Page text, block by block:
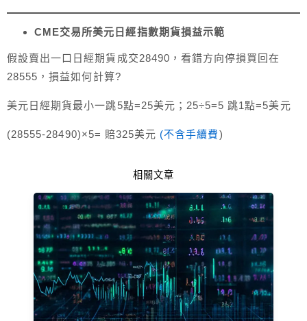
CME交易所美元日經指數期貨損益示範
假設賣出一口日經期貨成交28490，看錯方向停損買回在
28555，損益如何計算?
美元日經期貨最小一跳5點=25美元；25÷5=5 跳1點=5美元
(28555-28490)×5= 賠325美元 (不含手續費)
相關文章